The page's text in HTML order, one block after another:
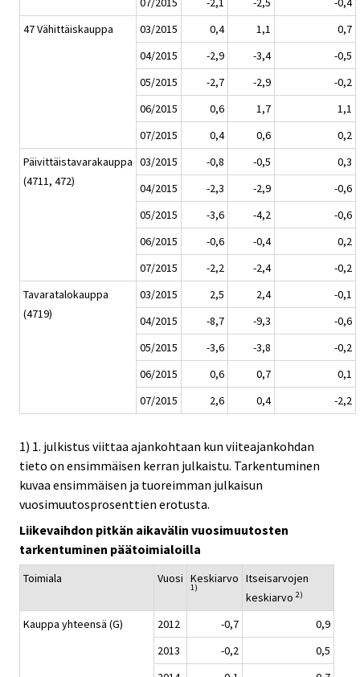
47 Vähittäiskauppa
03/2015 0,4 1,1
0,7
04/2015
-2,9 -3,4
-0,5
05/2015
-2,7 -2,9
-0,2
06/2015
0,6 1,7
1,1
07/2015
0,4 0,6
0,2
Päivittäistavarakauppa
(4711, 472)
03/2015 -0,8 -0,5
0,3
04/2015
-2,3 -2,9
-0,6
05/2015
-3,6 -4,2
-0,6
06/2015
-0,6 -0,4
0,2
07/2015
-2,2 -2,4
-0,2
Tavaratalokauppa
(4719)
03/2015 2,5 2,4
-0,1
04/2015
-8,7 -9,3
-0,6
05/2015
-3,6 -3,8
-0,2
06/2015
0,6 0,7
0,1
07/2015
2,6 0,4 -2,2
1) 1. julkistus viittaa ajankohtaan kun viiteajankohdan
tieto on ensimmäisen kerran julkaistu. Tarkentuminen
kuvaa ensimmäisen ja tuoreimman julkaisun
vuosimuutosprosenttien erotusta.
Liikevaihdon pitkän aikavälin vuosimuutosten
tarkentuminen päätoimialoilla
Toimiala Vuosi Keskiarvo
1)
Itseisarvojen
keskiarvo 2)
Kauppa yhteensä (G) 2012 -0,7
0,9
2013
-0,2
0,5